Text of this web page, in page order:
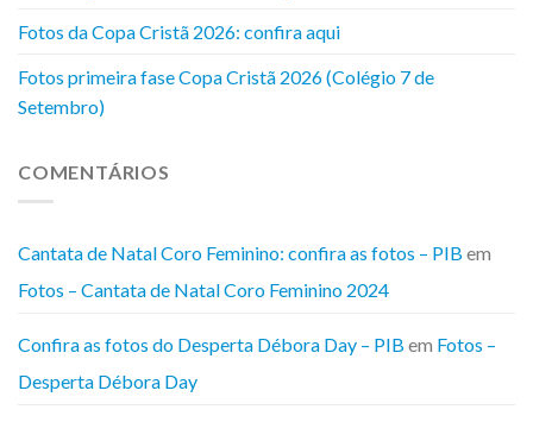
Fotos da Copa Cristã 2026: confira aqui
Fotos primeira fase Copa Cristã 2026 (Colégio 7 de
Setembro)
COMENTÁRIOS
Cantata de Natal Coro Feminino: confira as fotos – PIB em
Fotos – Cantata de Natal Coro Feminino 2024
Confira as fotos do Desperta Débora Day – PIB em Fotos –
Desperta Débora Day